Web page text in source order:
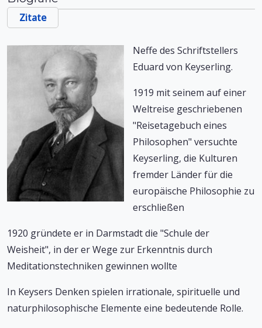
Zitate
Neffe des Schriftstellers
Eduard von Keyserling.
1919 mit seinem auf einer
Weltreise geschriebenen
"Reisetagebuch eines
Philosophen" versuchte
Keyserling, die Kulturen
fremder Länder für die
europäische Philosophie zu
erschließen
1920 gründete er in Darmstadt die "Schule der
Weisheit", in der er Wege zur Erkenntnis durch
Meditationstechniken gewinnen wollte
In Keysers Denken spielen irrationale, spirituelle und
naturphilosophische Elemente eine bedeutende Rolle.